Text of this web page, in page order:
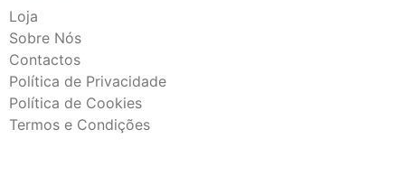
Loja
Sobre Nós
Contactos
Política de Privacidade
Política de Cookies
Termos e Condições